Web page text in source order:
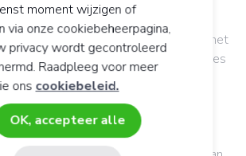
geteelde planten - wanneer
- of niet-bedreigde wilde planten met
en plantvriendelijk extractieproces
oliën van 1ekoude persing
bernagieolie) en zuivere, niet
en visolie.
moment wijzigen of
via onze cookiebeheerpagina,
privacy wordt gecontroleerd
Raadpleeg voor meer
ons cookiebeleid.
OK, accepteer alle